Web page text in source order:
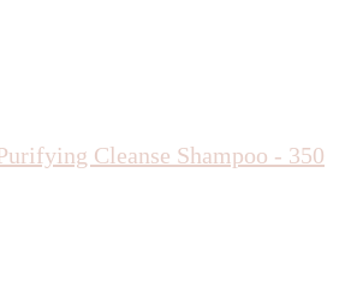
Cleanse Shampoo - 350